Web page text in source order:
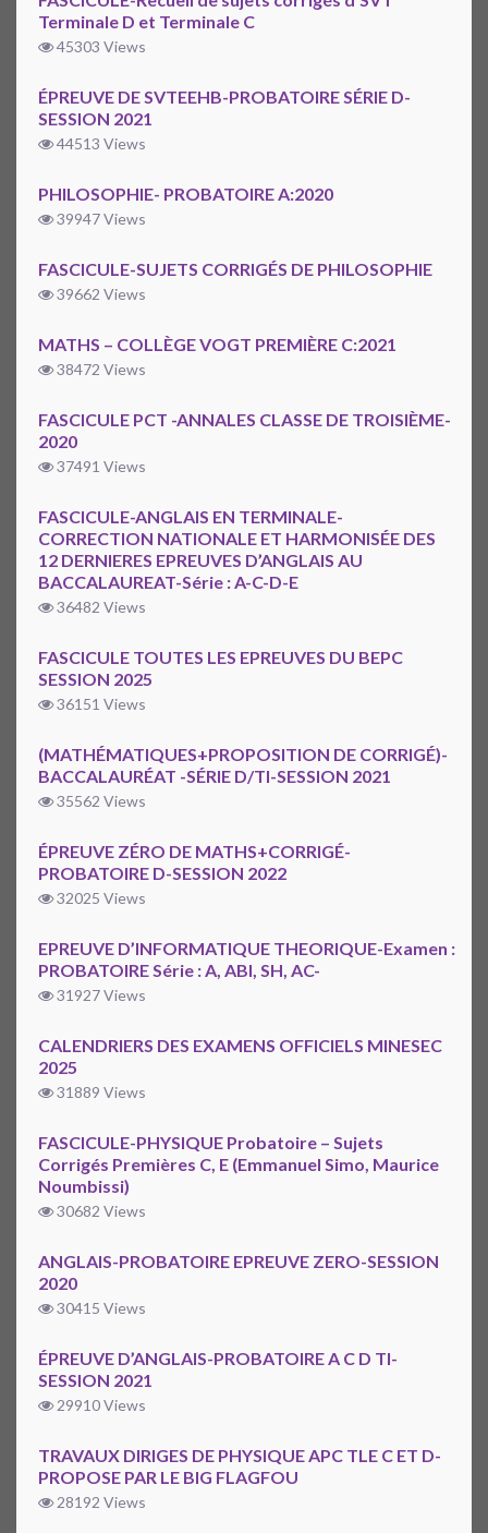
Terminale D et Terminale C
45303 Views
ÉPREUVE DE SVTEEHB-PROBATOIRE SÉRIE D-
SESSION 2021
44513 Views
PHILOSOPHIE- PROBATOIRE A:2020
39947 Views
FASCICULE-SUJETS CORRIGÉS DE PHILOSOPHIE
39662 Views
MATHS – COLLÈGE VOGT PREMIÈRE C:2021
38472 Views
FASCICULE PCT -ANNALES CLASSE DE TROISIÈME-
2020
37491 Views
FASCICULE-ANGLAIS EN TERMINALE-
CORRECTION NATIONALE ET HARMONISÉE DES
12 DERNIERES EPREUVES D’ANGLAIS AU
BACCALAUREAT-Série : A-C-D-E
36482 Views
FASCICULE TOUTES LES EPREUVES DU BEPC
SESSION 2025
36151 Views
(MATHÉMATIQUES+PROPOSITION DE CORRIGÉ)-
BACCALAURÉAT -SÉRIE D/TI-SESSION 2021
35562 Views
ÉPREUVE ZÉRO DE MATHS+CORRIGÉ-
PROBATOIRE D-SESSION 2022
32025 Views
EPREUVE D’INFORMATIQUE THEORIQUE-Examen :
PROBATOIRE Série : A, ABI, SH, AC-
31927 Views
CALENDRIERS DES EXAMENS OFFICIELS MINESEC
2025
31889 Views
FASCICULE-PHYSIQUE Probatoire – Sujets
Corrigés Premières C, E (Emmanuel Simo, Maurice
Noumbissi)
30682 Views
ANGLAIS-PROBATOIRE EPREUVE ZERO-SESSION
2020
30415 Views
ÉPREUVE D’ANGLAIS-PROBATOIRE A C D TI-
SESSION 2021
29910 Views
TRAVAUX DIRIGES DE PHYSIQUE APC TLE C ET D-
PROPOSE PAR LE BIG FLAGFOU
28192 Views